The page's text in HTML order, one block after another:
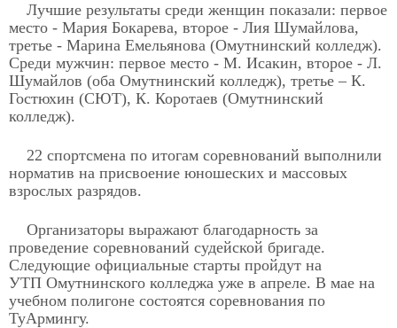
Лучшие результаты среди женщин показали: первое
место - Мария Бокарева, второе - Лия Шумайлова,
третье - Марина Емельянова (Омутнинский колледж).
Среди мужчин: первое место - М. Исакин, второе - Л.
Шумайлов (оба Омутнинский колледж), третье – К.
Гостюхин (СЮТ), К. Коротаев (Омутнинский
колледж).
22 спортсмена по итогам соревнований выполнили
норматив на присвоение юношеских и массовых
взрослых разрядов.
Организаторы выражают благодарность за
проведение соревнований судейской бригаде.
Следующие официальные старты пройдут на
УТП Омутнинского колледжа уже в апреле. В мае на
учебном полигоне состоятся соревнования по
ТуАрмингу.